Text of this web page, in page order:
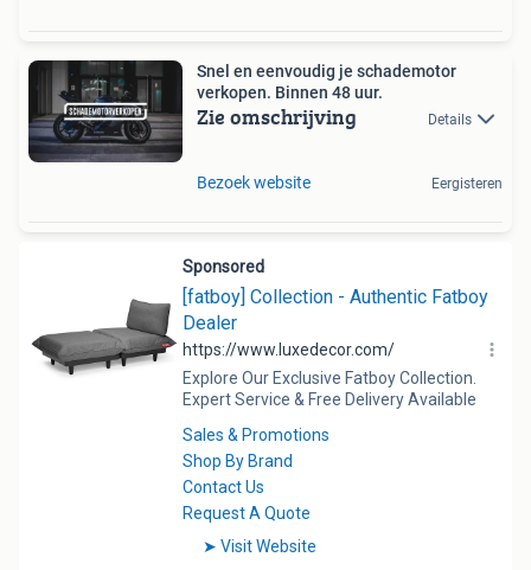
Snel en eenvoudig je schademotor
verkopen. Binnen 48 uur.
Zie omschrijving Details
Bezoek website Eergisteren